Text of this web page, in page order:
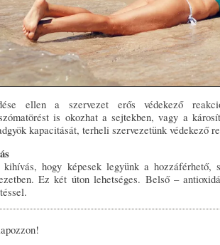
ellen a szervezet erős védekező
is okozhat a sejtekben, vagy a
kapacitását, terheli szervezetünk védekező
hogy képesek legyünk a hozzáférhető,
Ez két úton lehetséges. Belső –